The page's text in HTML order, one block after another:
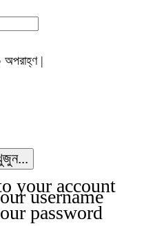
|
your account
username
password